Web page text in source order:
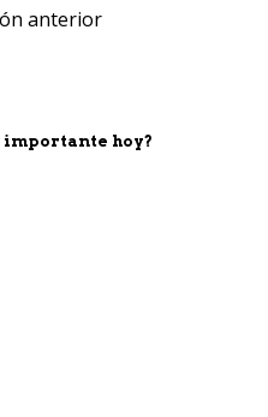
anterior
importante hoy?